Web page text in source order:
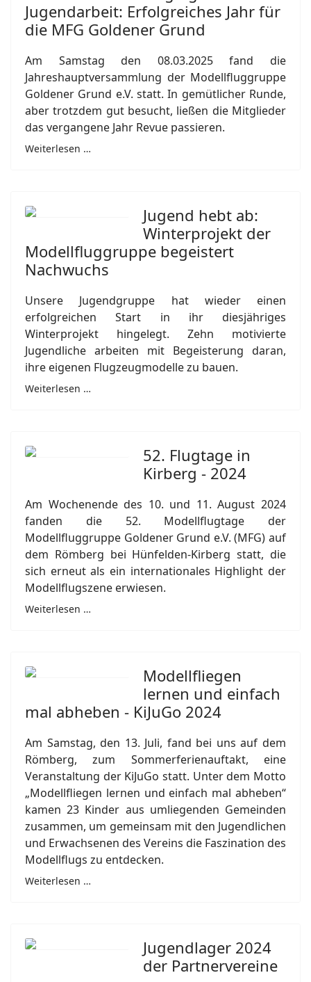
Jugendarbeit: Erfolgreiches Jahr für
die MFG Goldener Grund
Am Samstag den 08.03.2025 fand die
Jahreshauptversammlung der Modellfluggruppe
Goldener Grund e.V. statt. In gemütlicher Runde,
aber trotzdem gut besucht, ließen die Mitglieder
das vergangene Jahr Revue passieren.
Weiterlesen …
Jugend hebt ab:
Winterprojekt der
Modellfluggruppe begeistert
Nachwuchs
Unsere Jugendgruppe hat wieder einen
erfolgreichen Start in ihr diesjähriges
Winterprojekt hingelegt. Zehn motivierte
Jugendliche arbeiten mit Begeisterung daran,
ihre eigenen Flugzeugmodelle zu bauen.
Weiterlesen …
52. Flugtage in
Kirberg - 2024
Am Wochenende des 10. und 11. August 2024
fanden die 52. Modellflugtage der
Modellfluggruppe Goldener Grund e.V. (MFG) auf
dem Römberg bei Hünfelden-Kirberg statt, die
sich erneut als ein internationales Highlight der
Modellflugszene erwiesen.
Weiterlesen …
Modellfliegen
lernen und einfach
mal abheben - KiJuGo 2024
Am Samstag, den 13. Juli, fand bei uns auf dem
Römberg, zum Sommerferienauftakt, eine
Veranstaltung der KiJuGo statt. Unter dem Motto
„Modellfliegen lernen und einfach mal abheben“
kamen 23 Kinder aus umliegenden Gemeinden
zusammen, um gemeinsam mit den Jugendlichen
und Erwachsenen des Vereins die Faszination des
Modellflugs zu entdecken.
Weiterlesen …
Jugendlager 2024
der Partnervereine